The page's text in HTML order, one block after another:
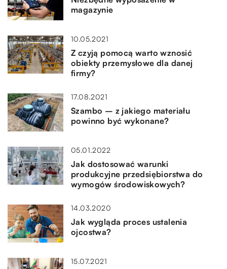
magazynie
10.05.2021
Z czyją pomocą warto wznosić
obiekty przemysłowe dla danej
firmy?
17.08.2021
Szambo – z jakiego materiału
powinno być wykonane?
05.01.2022
Jak dostosować warunki
produkcyjne przedsiębiorstwa do
wymogów środowiskowych?
14.03.2020
Jak wygląda proces ustalenia
ojcostwa?
15.07.2021